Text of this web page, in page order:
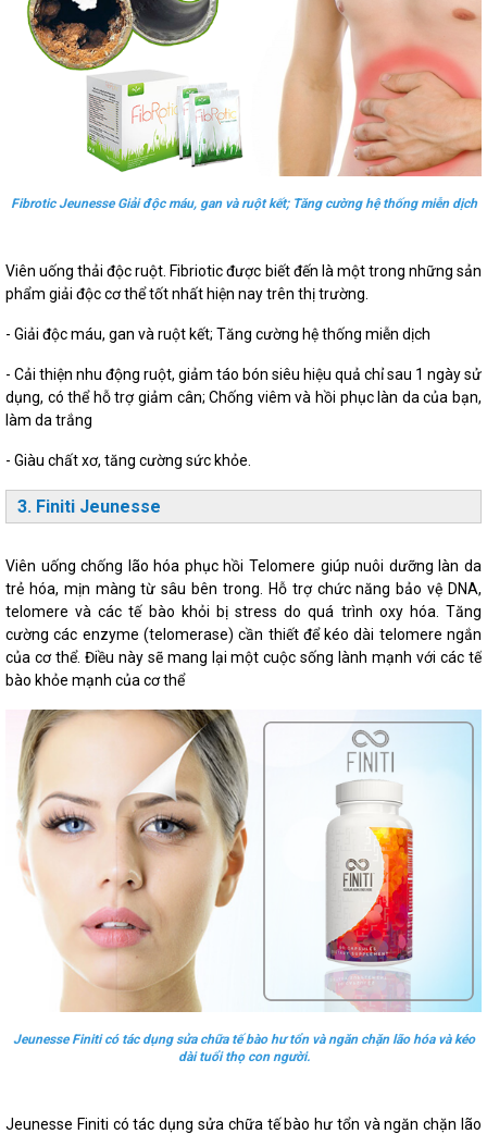
Fibrotic Jeunesse Giải độc máu, gan và ruột kết; Tăng cường hệ thống miễn dịch
Viên uống thải độc ruột. Fibriotic được biết đến là một trong những sản
phẩm giải độc cơ thể tốt nhất hiện nay trên thị trường.
- Giải độc máu, gan và ruột kết; Tăng cường hệ thống miễn dịch
- Cải thiện nhu động ruột, giảm táo bón siêu hiệu quả chỉ sau 1 ngày sử
dụng, có thể hỗ trợ giảm cân; Chống viêm và hồi phục làn da của bạn,
làm da trắng
- Giàu chất xơ, tăng cường sức khỏe.
3. Finiti Jeunesse
Viên uống chống lão hóa phục hồi Telomere giúp nuôi dưỡng làn da
trẻ hóa, mịn màng từ sâu bên trong. Hỗ trợ chức năng bảo vệ DNA,
telomere và các tế bào khỏi bị stress do quá trình oxy hóa. Tăng
cường các enzyme (telomerase) cần thiết để kéo dài telomere ngắn
của cơ thể. Điều này sẽ mang lại một cuộc sống lành mạnh với các tế
bào khỏe mạnh của cơ thể
Jeunesse Finiti có tác dụng sửa chữa tế bào hư tổn và ngăn chặn lão hóa và kéo
dài tuổi thọ con người.
Jeunesse Finiti có tác dụng sửa chữa tế bào hư tổn và ngăn chặn lão